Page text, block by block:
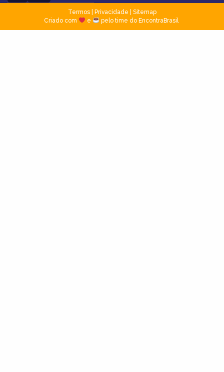
Termos| Privacidade
Sitemap
Criado com
e pelo time do EncontraBrasil